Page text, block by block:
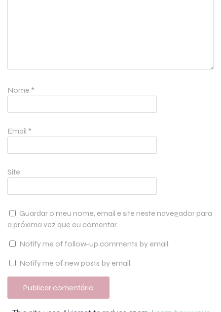
Nome *
Email *
Site
Guardar o meu nome, email e site neste navegador para
a próxima vez que eu comentar.
Notify me of follow-up comments by email.
Notify me of new posts by email.